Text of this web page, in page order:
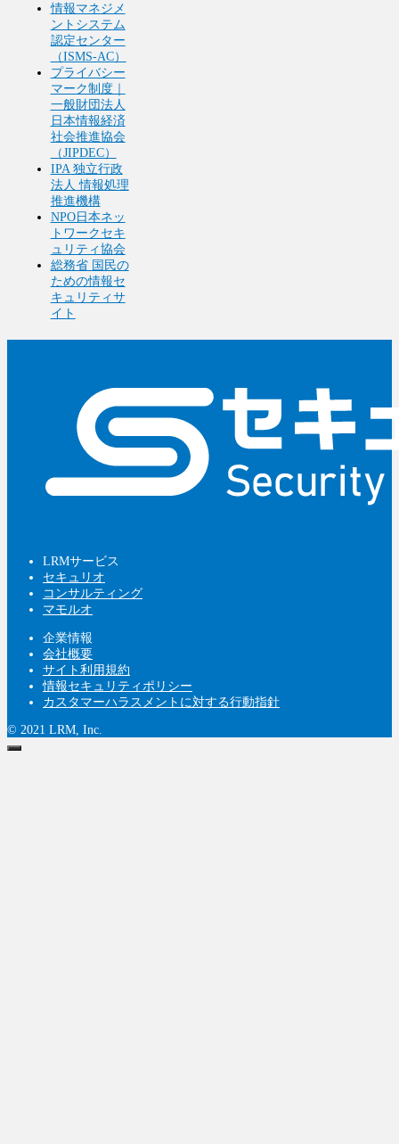
情報マネジメ
ントシステム
認定センター
（ISMS-AC）
プライバシー
マーク制度｜
一般財団法人
日本情報経済
社会推進協会
（JIPDEC）
IPA 独立行政
法人 情報処理
推進機構
NPO日本ネッ
トワークセキ
ュリティ協会
総務省 国民の
ための情報セ
キュリティサ
イト
LRMサービス
セキュリオ
コンサルティング
マモルオ
企業情報
会社概要
サイト利用規約
情報セキュリティポリシー
カスタマーハラスメントに対する行動指針
© 2021 LRM, Inc.